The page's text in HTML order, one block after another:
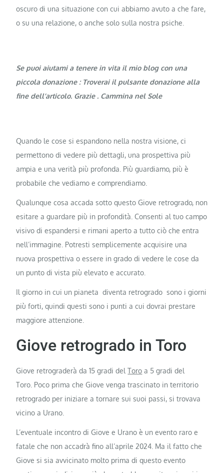
oscuro di una situazione con cui abbiamo avuto a che fare,
o su una relazione, o anche solo sulla nostra psiche.
Se puoi aiutami a tenere in vita il mio blog con una
piccola donazione : Troverai il pulsante donazione alla
fine dell’articolo. Grazie . Cammina nel Sole
Quando le cose si espandono nella nostra visione, ci
permettono di vedere più dettagli, una prospettiva più
ampia e una verità più profonda. Più guardiamo, più è
probabile che vediamo e comprendiamo.
Qualunque cosa accada sotto questo Giove retrogrado, non
esitare a guardare più in profondità. Consenti al tuo campo
visivo di espandersi e rimani aperto a tutto ciò che entra
nell’immagine. Potresti semplicemente acquisire una
nuova prospettiva o essere in grado di vedere le cose da
un punto di vista più elevato e accurato.
Il giorno in cui un pianeta diventa retrogrado sono i giorni
più forti, quindi questi sono i punti a cui dovrai prestare
maggiore attenzione.
Giove retrogrado in Toro
Giove retrograderà da 15 gradi delToro a 5 gradi del
Toro. Poco prima che Giove venga trascinato in territorio
retrogrado per iniziare a tornare sui suoi passi, si trovava
vicino a Urano.
L’eventuale incontro di Giove e Urano è un evento raro e
fatale che non accadrà fino all’aprile 2024. Ma il fatto che
Giove si sia avvicinato molto prima di questo evento